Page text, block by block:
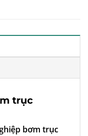
trục
bơm trục